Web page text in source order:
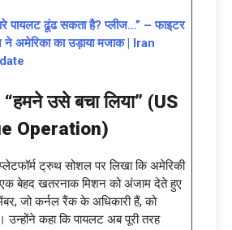
पायलट ढूंढ सकता है? प्लीज…” – फाइटर
ने अमेरिका का उड़ाया मजाक | Iran
“हमने उसे बचा लिया” (US
Operation)
ट्रुथ सोशल पर लिखा कि अमेरिकी
बेहद खतरनाक मिशन को अंजाम देते हुए
जो कर्नल रैंक के अधिकारी हैं, को
उन्होंने कहा कि पायलट अब पूरी तरह